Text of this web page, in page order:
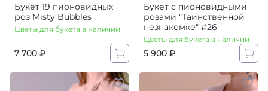
Букет 19 пионовидных
роз Misty Bubbles
Цветы для букета в наличии
7 700 ₽
Букет с пионовидными
розами "Таинственной
незнакомке" #26
Цветы для букета в наличии
5 900 ₽